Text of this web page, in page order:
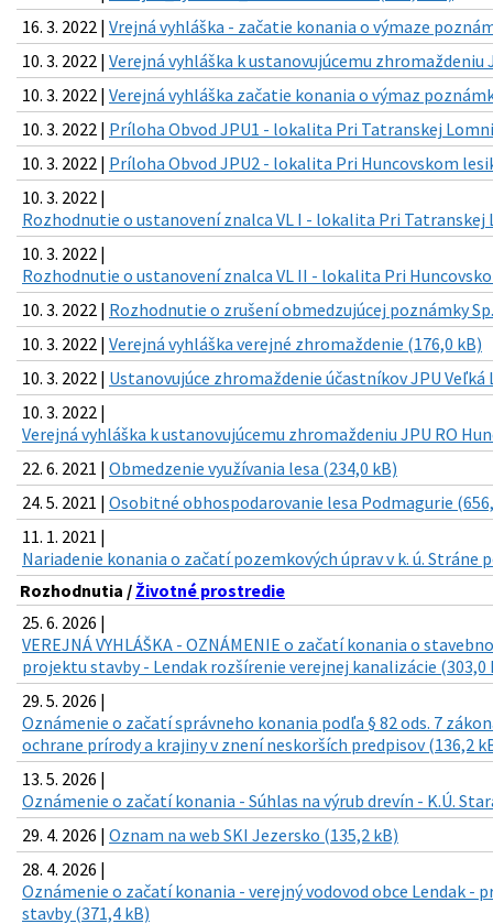
16. 3. 2022 | Vrejná vyhláška - začatie konania o výmaze
10. 3. 2022 | Verejná vyhláška k ustanovujúcemu zhromaždeniu
10. 3. 2022 | Verejná vyhláška začatie konania o výmaz
10. 3. 2022 | Príloha Obvod JPU1 - lokalita Pri Tatranskej
10. 3. 2022 | Príloha Obvod JPU2 - lokalita Pri Huncovskom
10. 3. 2022 |
Rozhodnutie o ustanovení znalca VL I - lokalita Pri Tatranskej
10. 3. 2022 |
Rozhodnutie o ustanovení znalca VL II - lokalita Pri
10. 3. 2022 | Rozhodnutie o zrušení obmedzujúcej poznámky
10. 3. 2022 | Verejná vyhláška verejné zhromaždenie (176,0 kB)
10. 3. 2022 | Ustanovujúce zhromaždenie účastníkov JPU Veľká
10. 3. 2022 |
Verejná vyhláška k ustanovujúcemu zhromaždeniu JPU RO
22. 6. 2021 | Obmedzenie využívania lesa (234,0 kB)
24. 5. 2021 | Osobitné obhospodarovanie lesa Podmagurie
11. 1. 2021 |
Nariadenie konania o začatí pozemkových úprav v k. ú. Stráne
Rozhodnutia / Životné prostredie
25. 6. 2026 |
VEREJNÁ VYHLÁŠKA - OZNÁMENIE o začatí konania o
projektu stavby - Lendak rozšírenie verejnej kanalizácie (303,0
29. 5. 2026 |
Oznámenie o začatí správneho konania podľa § 82 ods. 7
ochrane prírody a krajiny v znení neskorších predpisov (136,2
13. 5. 2026 |
Oznámenie o začatí konania - Súhlas na výrub drevín - K.Ú.
29. 4. 2026 | Oznam na web SKI Jezersko (135,2 kB)
28. 4. 2026 |
Oznámenie o začatí konania - verejný vodovod obce Lendak -
stavby (371,4 kB)